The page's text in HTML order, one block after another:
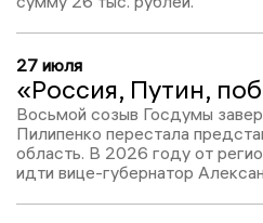
27 июля
Восьмой созыв Госдумы
Пилипенко перестала
область. В 2026 году от
идти вице-губернатор